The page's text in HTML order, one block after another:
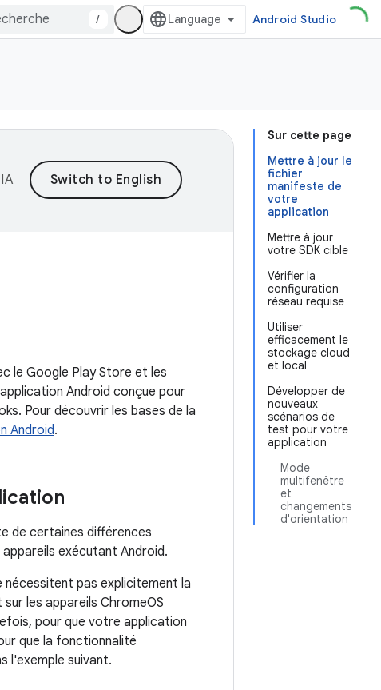
/ Android Studio
Sur cette page
Mettre à jour le
fichier
manifeste de
votre
application
Mettre à jour
votre SDK cible
Vérifier la
configuration
réseau requise
Utiliser
efficacement le
stockage cloud
et local
Développer de
nouveaux
scénarios de
test pour votre
application
Mode
multifenêtre
et
changements
d'orientation
le Google Play Store et les
Android conçue pour
Pour découvrir les bases de la
Android.
de certaines différences
exécutant Android.
nécessitent pas explicitement la
les appareils ChromeOS
pour que votre application
que la fonctionnalité
l'exemple suivant.